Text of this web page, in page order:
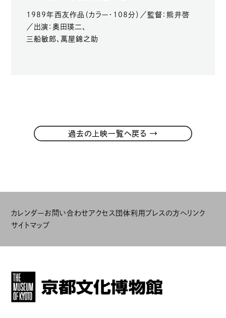
1989年西友作品（カラー・108分）／監督：熊井啓
／出演：奥田瑛二、
三船敏郎、萬屋錦之助
過去の上映一覧へ戻る →
カレンダーお問い合わせアクセス 団体利用 プレスの方へリンク
サイトマップ